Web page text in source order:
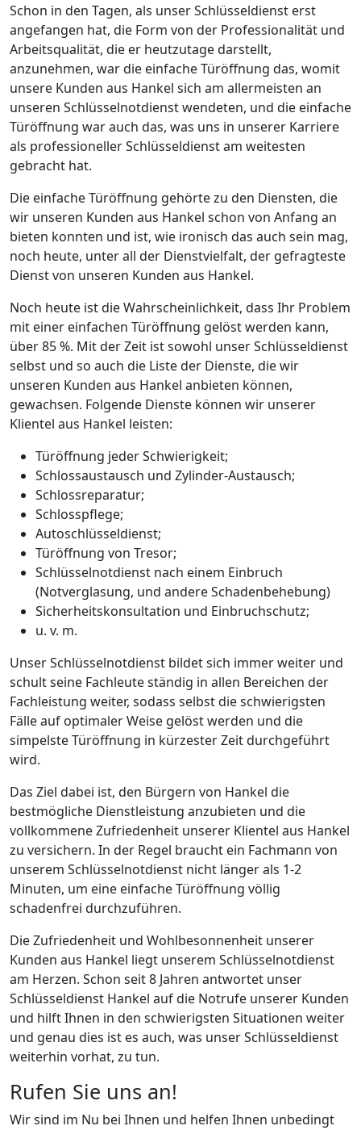
Schon in den Tagen, als unser Schlüsseldienst erst
angefangen hat, die Form von der Professionalität und
Arbeitsqualität, die er heutzutage darstellt,
anzunehmen, war die einfache Türöffnung das, womit
unsere Kunden aus Hankel sich am allermeisten an
unseren Schlüsselnotdienst wendeten, und die einfache
Türöffnung war auch das, was uns in unserer Karriere
als professioneller Schlüsseldienst am weitesten
gebracht hat.
Die einfache Türöffnung gehörte zu den Diensten, die
wir unseren Kunden aus Hankel schon von Anfang an
bieten konnten und ist, wie ironisch das auch sein mag,
noch heute, unter all der Dienstvielfalt, der gefragteste
Dienst von unseren Kunden aus Hankel.
Noch heute ist die Wahrscheinlichkeit, dass Ihr Problem
mit einer einfachen Türöffnung gelöst werden kann,
über 85 %. Mit der Zeit ist sowohl unser Schlüsseldienst
selbst und so auch die Liste der Dienste, die wir
unseren Kunden aus Hankel anbieten können,
gewachsen. Folgende Dienste können wir unserer
Klientel aus Hankel leisten:
Türöffnung jeder Schwierigkeit;
Schlossaustausch und Zylinder-Austausch;
Schlossreparatur;
Schlosspflege;
Autoschlüsseldienst;
Türöffnung von Tresor;
Schlüsselnotdienst nach einem Einbruch
(Notverglasung, und andere Schadenbehebung)
Sicherheitskonsultation und Einbruchschutz;
u. v. m.
Unser Schlüsselnotdienst bildet sich immer weiter und
schult seine Fachleute ständig in allen Bereichen der
Fachleistung weiter, sodass selbst die schwierigsten
Fälle auf optimaler Weise gelöst werden und die
simpelste Türöffnung in kürzester Zeit durchgeführt
wird.
Das Ziel dabei ist, den Bürgern von Hankel die
bestmögliche Dienstleistung anzubieten und die
vollkommene Zufriedenheit unserer Klientel aus Hankel
zu versichern. In der Regel braucht ein Fachmann von
unserem Schlüsselnotdienst nicht länger als 1-2
Minuten, um eine einfache Türöffnung völlig
schadenfrei durchzuführen.
Die Zufriedenheit und Wohlbesonnenheit unserer
Kunden aus Hankel liegt unserem Schlüsselnotdienst
am Herzen. Schon seit 8 Jahren antwortet unser
Schlüsseldienst Hankel auf die Notrufe unserer Kunden
und hilft Ihnen in den schwierigsten Situationen weiter
und genau dies ist es auch, was unser Schlüsseldienst
weiterhin vorhat, zu tun.
Rufen Sie uns an!
Wir sind im Nu bei Ihnen und helfen Ihnen unbedingt